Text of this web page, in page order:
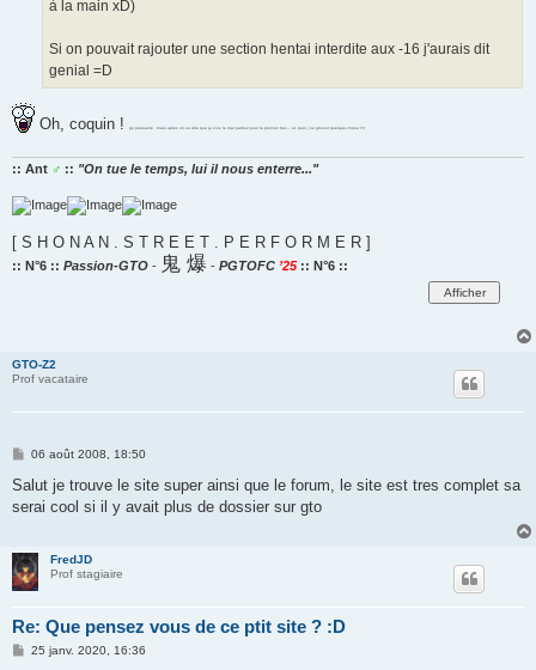
à la main xD)
Si on pouvait rajouter une section hentai interdite aux -16 j'aurais dit
genial =D
Oh, coquin ! (je plaisante ; mais après on va dire que je vois le mal partout pour le premier truc... et, quoi, j'ai grossit quelque-chose !?)
:: Ant ♂ :: "On tue le temps, lui il nous enterre..."
[ S H O N A N . S T R E E T . P E R F O R M E R ]
:: N°6 :: Passion-GTO - 鬼 爆 - PGTOFC ’25 :: N°6 ::
GTO-Z2
Prof vacataire
M
s
a
06 août 2008, 18:50
Salut je trouve le site super ainsi que le forum, le site est tres complet sa
serai cool si il y avait plus de dossier sur gto
FredJD
Prof stagiaire
Re: Que pensez vous de ce ptit site ? :D
M25 janv. 2020, 16:36